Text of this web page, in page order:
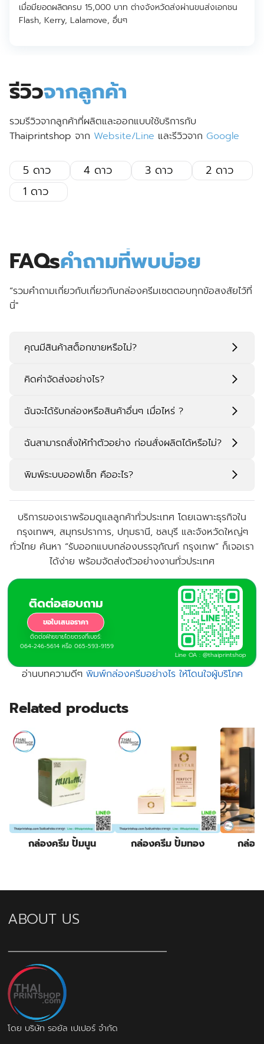
เมื่อมียอดผลิตครบ 15,000 บาท ต่างจังหวัดส่งผ่านขนส่งเอกชน
Flash, Kerry, Lalamove, อื่นๆ
รีวิวจากลูกค้า
รวมรีวิวจากลูกค้าที่ผลิตและออกแบบใช้บริการกับ
Thaiprintshop จาก Website/Line และรีวิวจาก Google
5 ดาว 4 ดาว 3 ดาว
2 ดาว
1 ดาว
FAQsคำถามที่พบบ่อย
“รวมคำถามเกี่ยวกับเกี่ยวกับกล่องครีมเซตตอบทุกข้อสงสัยไว้ที่
นี่"
คุณมีสินค้าสต็อกขายหรือไม่?
คิดค่าจัดส่งอย่างไร?
ฉันจะได้รับกล่องหรือสินค้าอื่นๆ เมื่อไหร่ ?
ฉันสามารถสั่งให้ทำตัวอย่าง ก่อนสั่งผลิตได้หรือไม่?
@thaiprintshop
พิมพ์ระบบออฟเซ็ท คืออะไร?
บริการของเราพร้อมดูแลลูกค้าทั่วประเทศ โดยเฉพาะธุรกิจใน
กรุงเทพฯ, สมุทรปราการ, ปทุมธานี, ชลบุรีและจังหวัดใหญ่ๆ
ทั่วไทย ค้นหา “รับออกแบบกล่องบรรจุภัณฑ์ กรุงเทพ” ก็เจอเรา
ได้ง่าย พร้อมจัดส่งตัวอย่างงานทั่วประเทศ
ติดต่อสอบถาม
ขอใบเสนอราคา
ติดต่อฝ่ายขายโดยตรงที่เบอร์:
064-246-5614 หรือ 065-593-9159
Line OA : @thaiprintshop
อ่านบทความดีๆ พิมพ์กล่องครีมอย่างไร ให้โดนใจผู้บริโภค
Related products
กล่องครีม ปั้มนูน กล่องครีม ปั้มทอง กล่อ
ABOUT US
โดย บริษัท รอยัล เปเปอร์ จำกัด